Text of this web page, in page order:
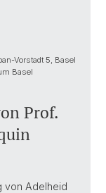
Vorstadt 5, Basel
Basel
Prof.
von Adelheid